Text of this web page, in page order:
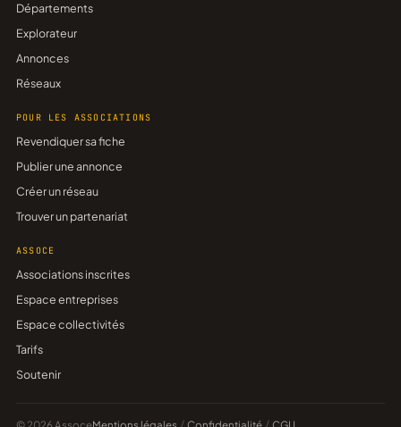
Départements
Explorateur
Annonces
Réseaux
POUR LES ASSOCIATIONS
Revendiquer sa fiche
Publier une annonce
Créer un réseau
Trouver un partenariat
ASSOCE
Associations inscrites
Espace entreprises
Espace collectivités
Tarifs
Soutenir